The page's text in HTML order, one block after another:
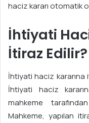
haciz kararı otomatik
İhtiyati
İtiraz Edilir?
İhtiyati haciz kararına
İhtiyati haciz
mahkeme
Mahkeme, yapılan